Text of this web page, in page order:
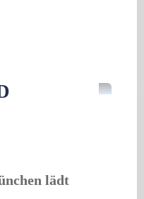
lädt